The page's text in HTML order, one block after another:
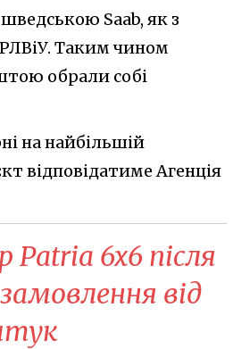
Saab, як з
Таким чином
обрали собі
на найбільшій
відповідатиме Агенція
Patria 6x6 після
від